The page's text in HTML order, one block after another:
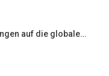
auf die globale…